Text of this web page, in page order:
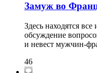
Замуж во
Здесь находятся
обсуждение
и невест мужчин-
46